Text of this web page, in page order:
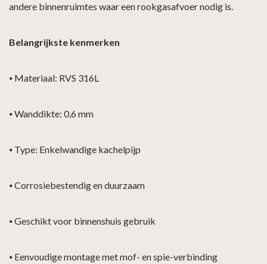
andere binnenruimtes waar een rookgasafvoer nodig is.
Belangrijkste kenmerken
⦁ Materiaal: RVS 316L
⦁Wanddikte: 0,6 mm
⦁ Type: Enkelwandige kachelpijp
⦁Corrosiebestendig en duurzaam
⦁Geschikt voor binnenshuis gebruik
⦁ Eenvoudige montage met mof- en spie-verbinding